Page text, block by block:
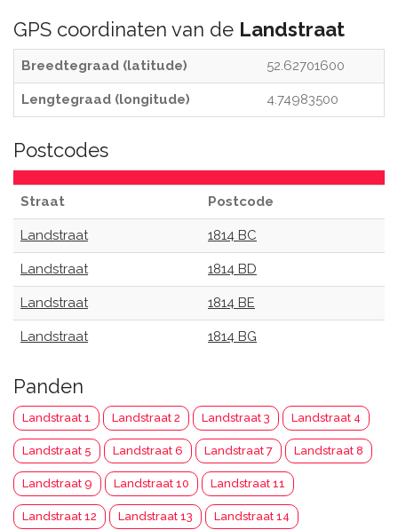
GPS coordinaten van de Landstraat
Breedtegraad (latitude) 52.62701600
Lengtegraad (longitude) 4.74983500
Postcodes
Straat Postcode
Landstraat 1814 BC
Landstraat 1814 BD
Landstraat 1814 BE
Landstraat 1814 BG
Panden
Landstraat 1 Landstraat 2 Landstraat 3 Landstraat 4
Landstraat 5 Landstraat 6 Landstraat 7 Landstraat 8
Landstraat 9 Landstraat 10 Landstraat 11
Landstraat 12 Landstraat 13 Landstraat 14